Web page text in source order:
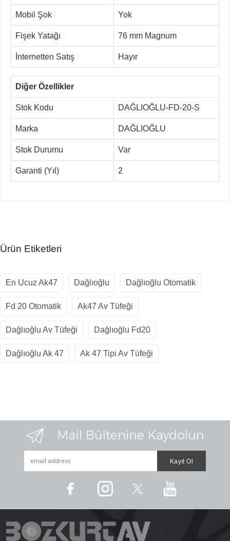
Mobil Şok Yok
Fişek Yatağı 76 mm Magnum
İnternetten Satış Hayır
Diğer Özellikler
Stok Kodu DAĞLIOĞLU-FD-20-S
Marka DAĞLIOĞLU
Stok Durumu Var
Garanti (Yıl) 2
Ürün Etiketleri
En Ucuz Ak47 Dağlıoğlu Dağlıoğlu Otomatik
Fd 20 Otomatik Ak47 Av Tüfeği
Dağlıoğlu Av Tüfeği Dağlıoğlu Fd20
Dağlıoğlu Ak 47 Ak 47 Tipi Av Tüfeği